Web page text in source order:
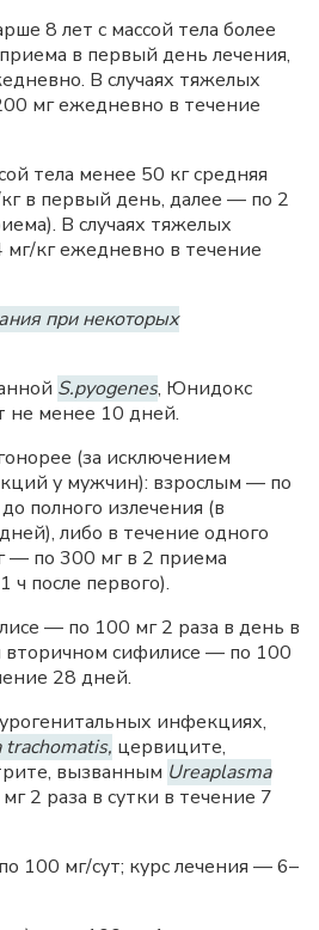
8 лет с массой тела более
в первый день лечения,
В случаях тяжелых
мг ежедневно в течение
тела менее 50 кг средняя
в первый день, далее — по 2
В случаях тяжелых
кг ежедневно в течение
при некоторых
S.pyogenes, Юнидокс
не менее 10 дней.
(за исключением
у мужчин): взрослым — по
полного излечения (в
либо в течение одного
— по 300 мг в 2 приема
ч после первого).
— по 100 мг 2 раза в день в
вторичном сифилисе — по 100
28 дней.
инфекциях,
trachomatis, цервиците,
вызванным Ureaplasma
2 раза в сутки в течение 7
100 мг/сут; курс лечения — 6–